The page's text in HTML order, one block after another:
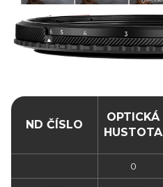
ND ČÍSLO
OPTICKÁ
HUSTOTA
0